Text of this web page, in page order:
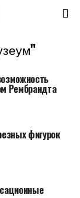
Рембрандта
фигурок